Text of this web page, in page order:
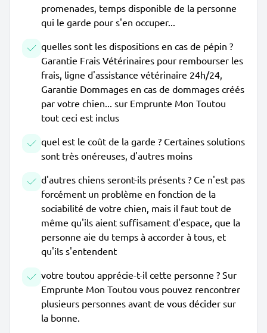
promenades, temps disponible de la personne
qui le garde pour s'en occuper...
quelles sont les dispositions en cas de pépin ?
Garantie Frais Vétérinaires pour rembourser les
frais, ligne d'assistance vétérinaire 24h/24,
Garantie Dommages en cas de dommages créés
par votre chien... sur Emprunte Mon Toutou
tout ceci est inclus
quel est le coût de la garde ? Certaines solutions
sont très onéreuses, d'autres moins
d'autres chiens seront-ils présents ? Ce n'est pas
forcément un problème en fonction de la
sociabilité de votre chien, mais il faut tout de
même qu'ils aient suffisament d'espace, que la
personne aie du temps à accorder à tous, et
qu'ils s'entendent
votre toutou apprécie-t-il cette personne ? Sur
Emprunte Mon Toutou vous pouvez rencontrer
plusieurs personnes avant de vous décider sur
la bonne.